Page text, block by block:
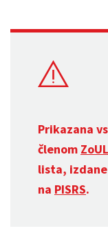
Prikazana
členom ZoUL
lista,
na PISRS.